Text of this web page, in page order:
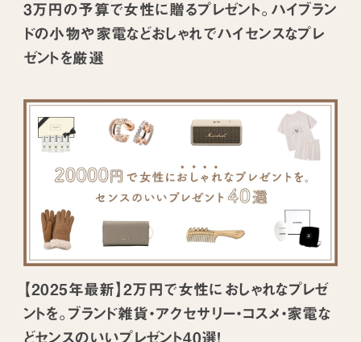
3万円の予算で女性に贈るプレゼント。ハイブラン
ドの小物や家電などおしゃれでハイセンスなプレ
ゼントを厳選
【2025年最新】2万円で女性におしゃれなプレゼ
ントを。ブランド雑貨・アクセサリー・コスメ・家電な
どセンスのいいプレゼント40選！